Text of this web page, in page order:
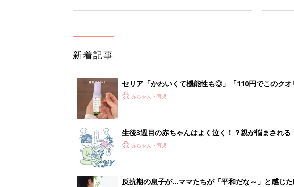
新着記事
セリア「かわいくて機能性も◎」「110円でこのク
赤ちゃん・育児
生後3週目の赤ちゃんはよく泣く！？親が悩まされ
って本当？【専門家】
赤ちゃん・育児
反抗期の息子が...ママたちが「平和だな～」と感じ